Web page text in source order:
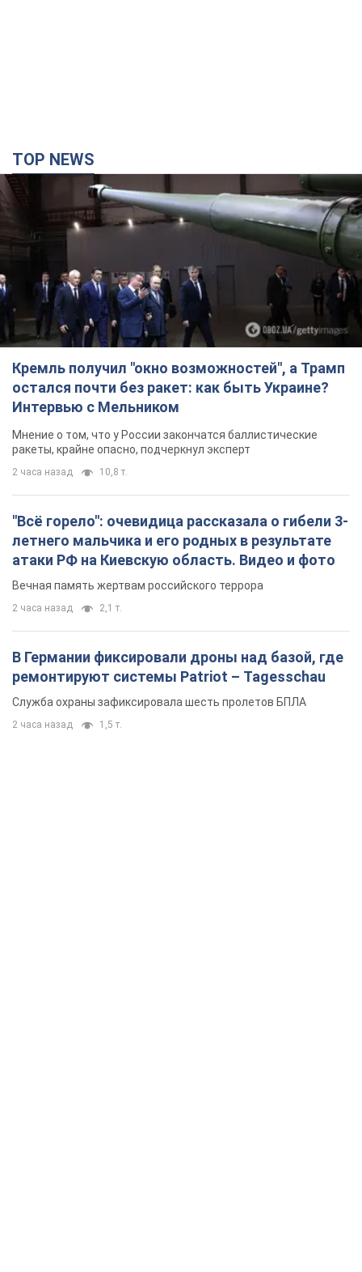
TOP NEWS
Кремль получил "окно возможностей", а Трамп
остался почти без ракет: как быть Украине?
Интервью с Мельником
Мнение о том, что у России закончатся баллистические
ракеты, крайне опасно, подчеркнул эксперт
2 часа назад 10,8 т.
"Всё горело": очевидица рассказала о гибели 3-
летнего мальчика и его родных в результате
атаки РФ на Киевскую область. Видео и фото
Вечная память жертвам российского террора
2 часа назад 2,1 т.
В Германии фиксировали дроны над базой, где
ремонтируют системы Patriot – Tagesschau
Служба охраны зафиксировала шесть пролетов БПЛА
2 часа назад 1,5 т.